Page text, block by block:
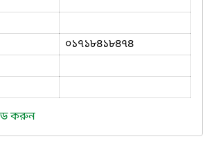
০১৭১৮৪১৮৪৭৪
করুন